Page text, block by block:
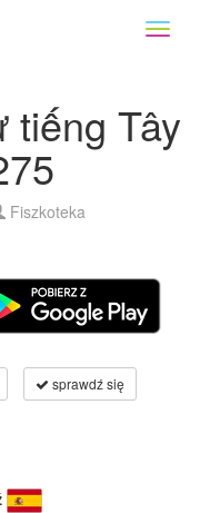
tiếng Tây
Fiszkoteka
sprawdź się